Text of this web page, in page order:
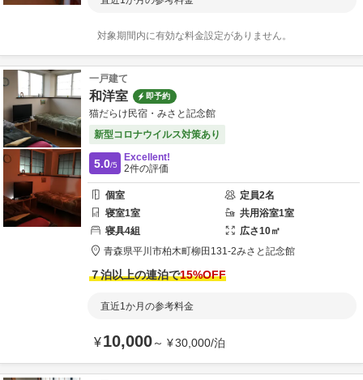
対象期間内に有効な料金設定がありません。
一戸建て
和洋室 即予約
猫だらけ民宿・みさと記念館
新型コロナウイルス対策あり
5.0/5
Excellent!
2件の評価
個室 定員2名
寝室1室 共用浴室1室
寝具4組 広さ10㎡
青森県平川市柏木町柳田131-2みさと記念館
７泊以上の連泊で15%OFF
直近1か月の参考料金
¥10,000～ ¥30,000/泊